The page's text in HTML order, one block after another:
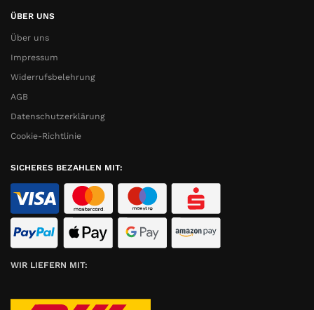
ÜBER UNS
Über uns
Impressum
Widerrufsbelehrung
AGB
Datenschutzerklärung
Cookie-Richtlinie
SICHERES BEZAHLEN MIT:
WIR LIEFERN MIT: